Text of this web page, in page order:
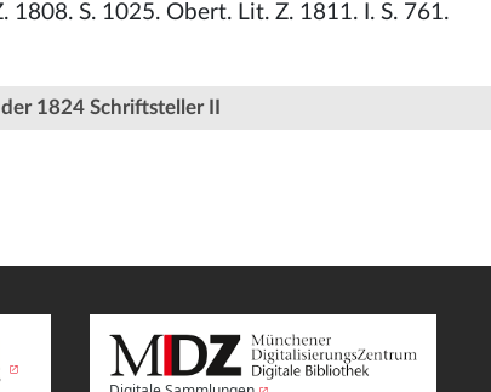
1808. S. 1025. Obert. Lit. Z. 1811. I. S. 761.
1824 Schriftsteller II